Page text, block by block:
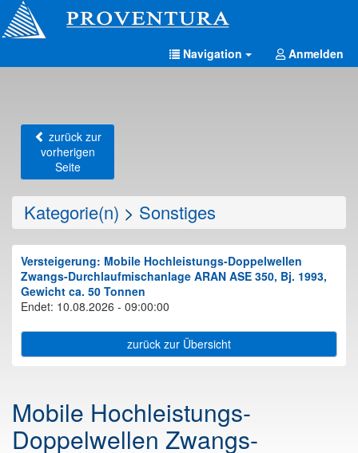
Navigation Anmelden
zurück zur
vorherigen
Seite
Kategorie(n) > Sonstiges
Versteigerung: Mobile Hochleistungs-Doppelwellen
Zwangs-Durchlaufmischanlage ARAN ASE 350, Bj. 1993,
Gewicht ca. 50 Tonnen
Endet: 10.08.2026 - 09:00:00
zurück zur Übersicht
Mobile Hochleistungs-
Doppelwellen Zwangs-